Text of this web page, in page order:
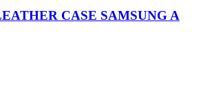
CASE SAMSUNG A